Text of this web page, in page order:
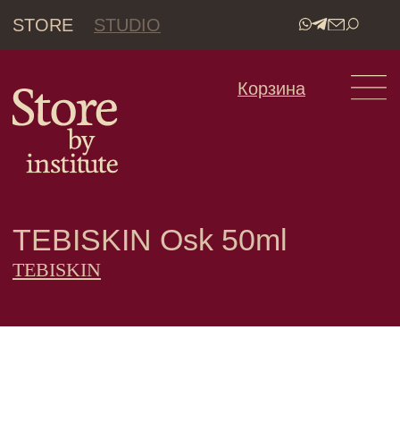
STORE STUDIO
•
TEBISKIN Osk 50ml